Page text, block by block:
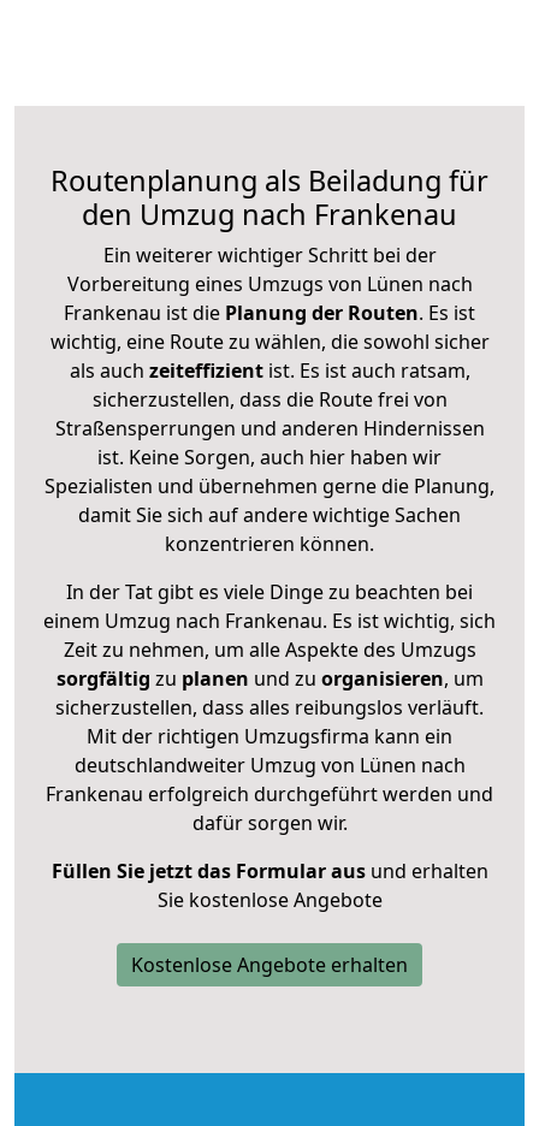
Routenplanung als Beiladung für
den Umzug nach Frankenau
Ein weiterer wichtiger Schritt bei der
Vorbereitung eines Umzugs von Lünen nach
Frankenau ist die Planung der Routen. Es ist
wichtig, eine Route zu wählen, die sowohl sicher
als auch zeiteffizientist. Es ist auch ratsam,
sicherzustellen, dass die Route frei von
Straßensperrungen und anderen Hindernissen
ist. Keine Sorgen, auch hier haben wir
Spezialisten und übernehmen gerne die Planung,
damit Sie sich auf andere wichtige Sachen
konzentrieren können.
In der Tat gibt es viele Dinge zu beachten bei
einem Umzug nach Frankenau. Es ist wichtig, sich
Zeit zu nehmen, um alle Aspekte des Umzugs
sorgfältig zu planen und zu organisieren, um
sicherzustellen, dass alles reibungslos verläuft.
Mit der richtigen Umzugsfirma kann ein
deutschlandweiter Umzug von Lünen nach
Frankenau erfolgreich durchgeführt werden und
dafür sorgen wir.
Füllen Sie jetzt das Formular ausund erhalten
Sie kostenlose Angebote
Kostenlose Angebote erhalten